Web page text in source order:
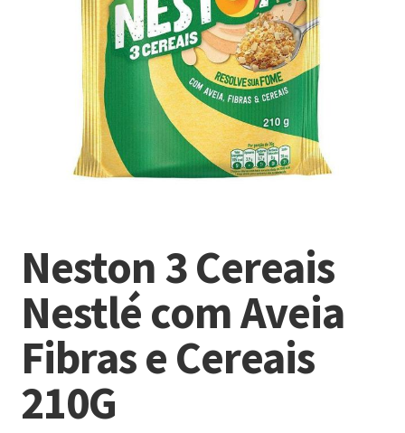
Neston 3 Cereais
Nestlé com Aveia
Fibras e Cereais
210G